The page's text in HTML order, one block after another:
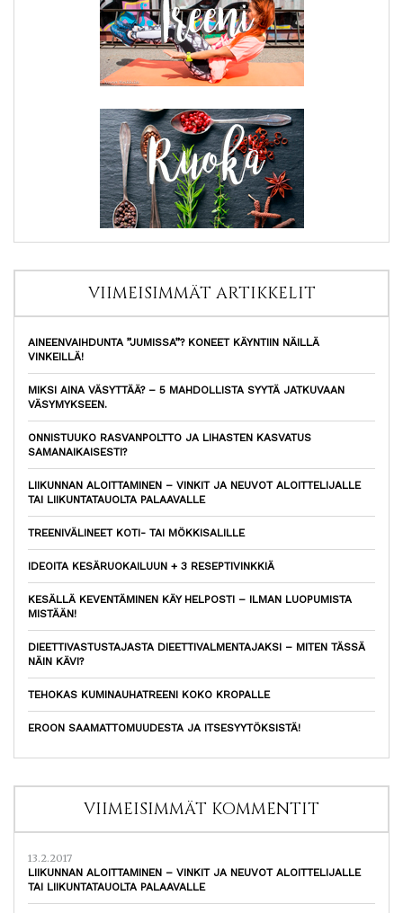
VIIMEISIMMÄT ARTIKKELIT
AINEENVAIHDUNTA ”JUMISSA”? KONEET KÄYNTIIN NÄILLÄ
VINKEILLÄ!
MIKSI AINA VÄSYTTÄÄ? – 5 MAHDOLLISTA SYYTÄ JATKUVAAN
VÄSYMYKSEEN.
ONNISTUUKO RASVANPOLTTO JA LIHASTEN KASVATUS
SAMANAIKAISESTI?
LIIKUNNAN ALOITTAMINEN – VINKIT JA NEUVOT ALOITTELIJALLE
TAI LIIKUNTATAUOLTA PALAAVALLE
TREENIVÄLINEET KOTI- TAI MÖKKISALILLE
IDEOITA KESÄRUOKAILUUN + 3 RESEPTIVINKKIÄ
KESÄLLÄ KEVENTÄMINEN KÄY HELPOSTI – ILMAN LUOPUMISTA
MISTÄÄN!
DIEETTIVASTUSTAJASTA DIEETTIVALMENTAJAKSI – MITEN TÄSSÄ
NÄIN KÄVI?
TEHOKAS KUMINAUHATREENI KOKO KROPALLE
EROON SAAMATTOMUUDESTA JA ITSESYYTÖKSISTÄ!
VIIMEISIMMÄT KOMMENTIT
13.2.2017
LIIKUNNAN ALOITTAMINEN – VINKIT JA NEUVOT ALOITTELIJALLE
TAI LIIKUNTATAUOLTA PALAAVALLE